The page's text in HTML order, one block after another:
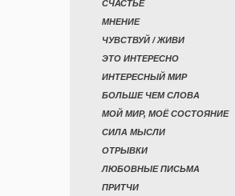
СЧАСТЬЕ
МНЕНИЕ
ЧУВСТВУЙ / ЖИВИ
ЭТО ИНТЕРЕСНО
ИНТЕРЕСНЫЙ МИР
БОЛЬШЕ ЧЕМ СЛОВА
МОЙ МИР, МОЁ СОСТОЯНИЕ
СИЛА МЫСЛИ
ОТРЫВКИ
ЛЮБОВНЫЕ ПИСЬМА
ПРИТЧИ